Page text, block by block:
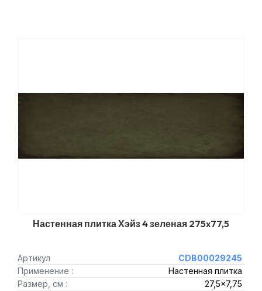
Настенная плитка Хэйз 4 зеленая 275x77,5
Артикул
CDB00029245
Применение :
Настенная плитка
Размер, см :
27,5x7,75